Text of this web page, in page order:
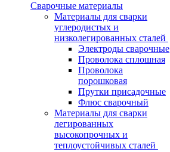
Сварочные материалы
Материалы для сварки
углеродистых и
низколегированных сталей
Электроды сварочные
Проволока сплошная
Проволока
порошковая
Прутки присадочные
Флюс сварочный
Материалы для сварки
легированных
высокопрочных и
теплоустойчивых сталей